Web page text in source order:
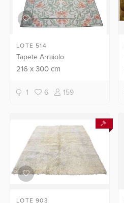
LOTE 514
Tapete Arraiolo
216x 300cm
1 6 159
LOTE 903